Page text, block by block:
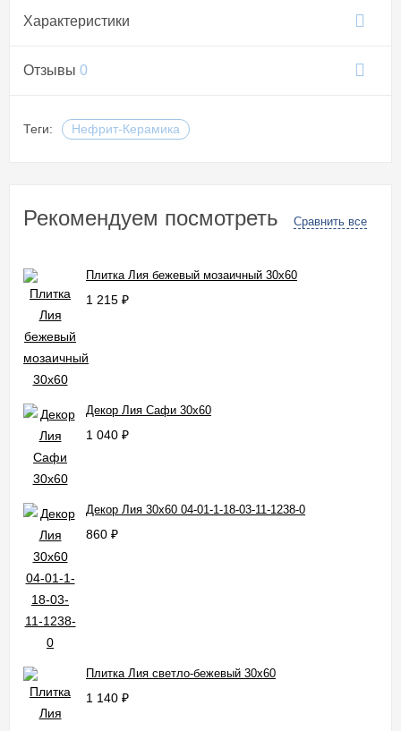
Характеристики
Отзывы 0
Теги: Нефрит-Керамика
Рекомендуем посмотреть Сравнить все
Плитка Лия бежевый мозаичный 30x60
1 215 ₽
Декор Лия Сафи 30x60
1 040 ₽
Декор Лия 30x60 04-01-1-18-03-11-1238-0
860 ₽
Плитка Лия светло-бежевый 30x60
1 140 ₽